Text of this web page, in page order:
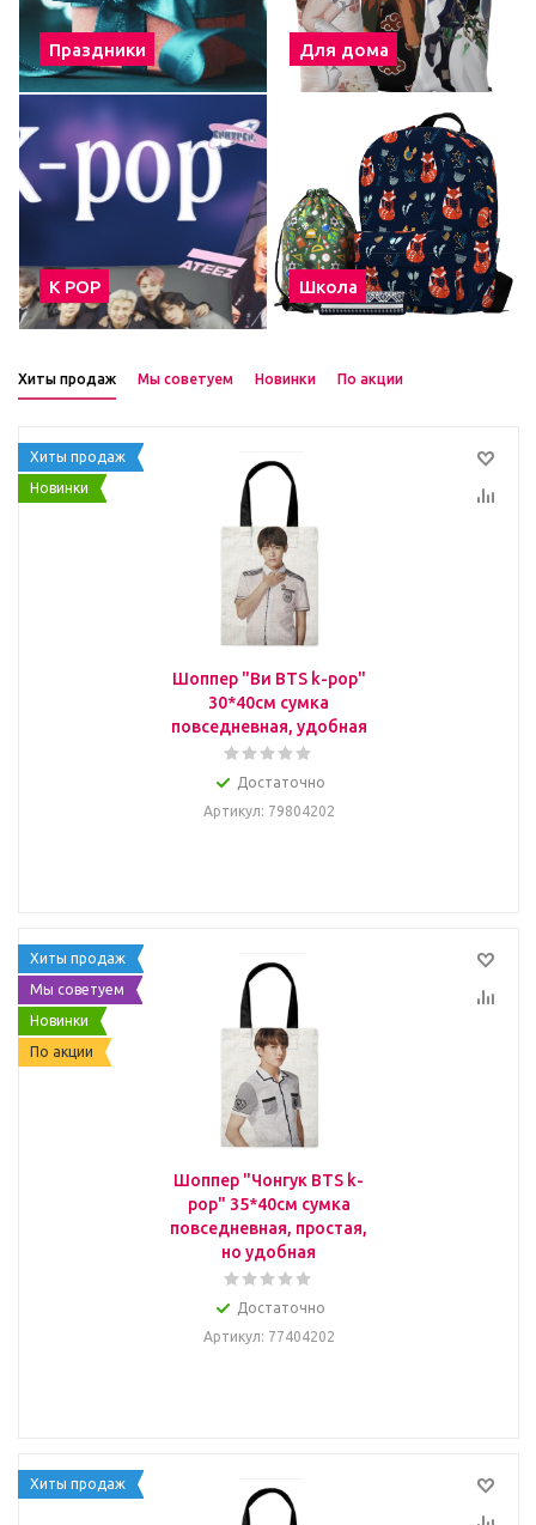
Праздники Для дома
К POP Школа
Хиты продаж Мы советуем Новинки По акции
Хиты продаж
Новинки
Шоппер "Ви BTS k-pop"
30*40см сумка
повседневная, удобная
Достаточно
Артикул: 79804202
Хиты продаж
Мы советуем
Новинки
По акции
Шоппер "Чонгук BTS k-
pop" 35*40см сумка
повседневная, простая,
но удобная
Достаточно
Артикул: 77404202
Хиты продаж